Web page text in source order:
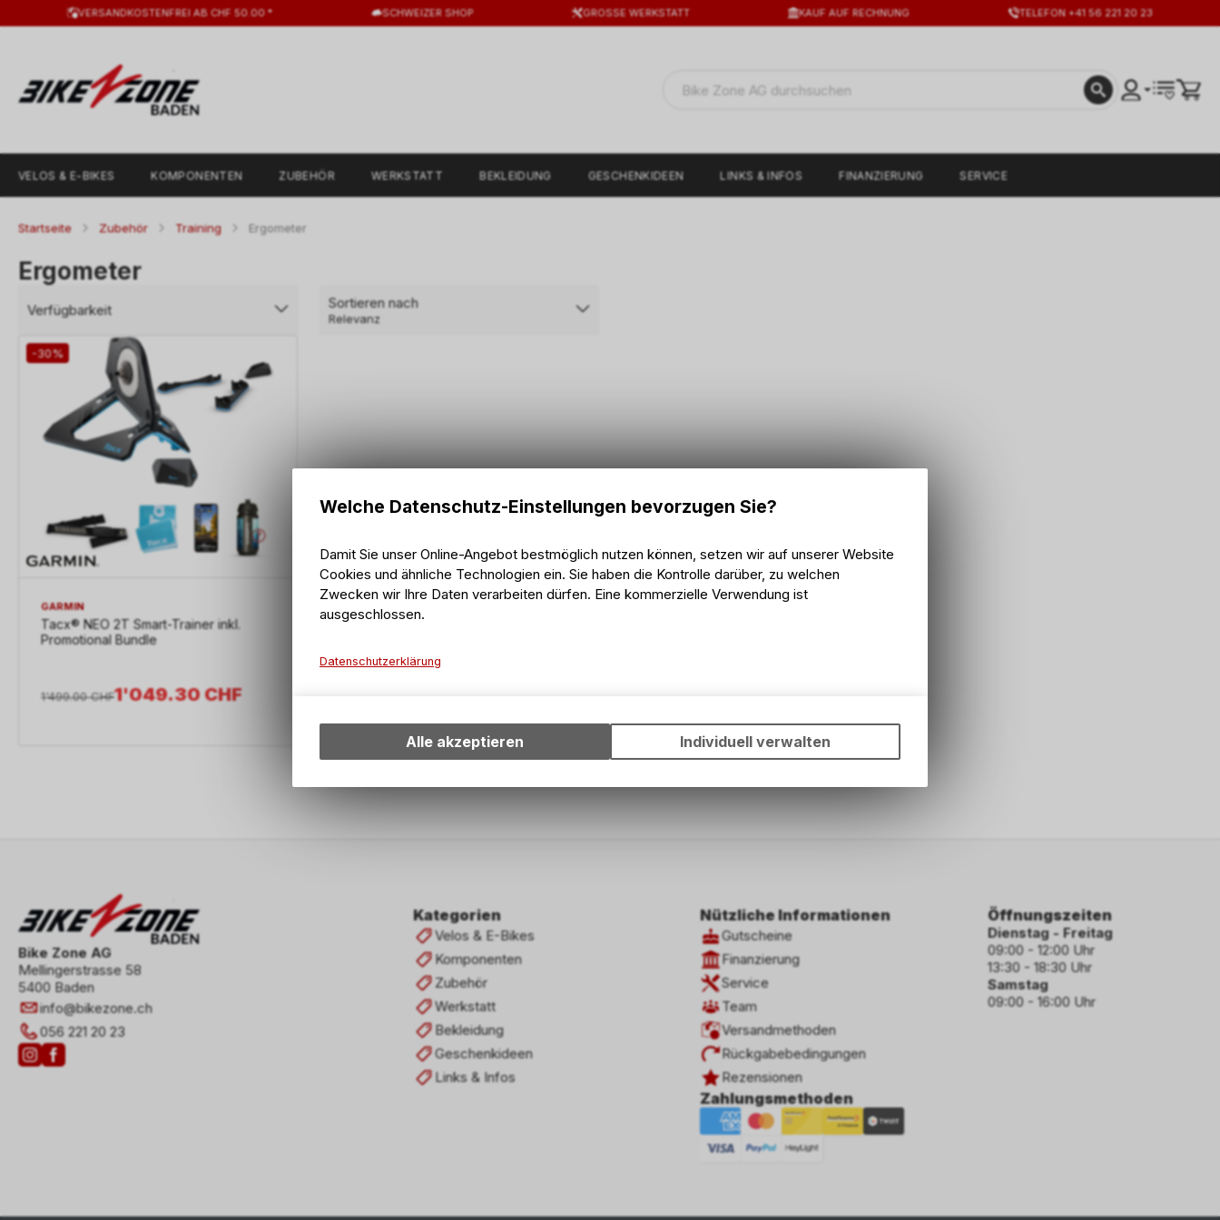
VERSANDKOSTENFREI AB CHF 50.00 * SCHWEIZER SHOP GROSSE WERKSTATT KAUF AUF RECHNUNG TELEFON +41 56 221 20 23
VELOS & E-BIKES KOMPONENTEN ZUBEHÖR WERKSTATT BEKLEIDUNG GESCHENKIDEEN LINKS & INFOS FINANZIERUNG SERVICE
Startseite Zubehör Training Ergometer
Ergometer
Verfügbarkeit Sortieren nach
Relevanz
-30%
GARMIN
Tacx® NEO 2T Smart-Trainer inkl.
Promotional Bundle
1'049.30CHF
1'499.00 CHF
Bike Zone AG
Mellingerstrasse 58
5400 Baden
info@bikezone.ch
056 221 20 23
Kategorien
Velos & E-Bikes
Komponenten
Zubehör
Werkstatt
Bekleidung
Geschenkideen
Links & Infos
Nützliche Informationen
Gutscheine
Finanzierung
Service
Team
Versandmethoden
Rückgabebedingungen
Rezensionen
Zahlungsmethoden
Öffnungszeiten
Dienstag - Freitag
09:00 - 12:00 Uhr
13:30 - 18:30 Uhr
Samstag
09:00 - 16:00 Uhr
Welche Datenschutz-Einstellungen bevorzugen Sie?
Damit Sie unser Online-Angebot bestmöglich nutzen können, setzen wir auf unserer Website
Cookies und ähnliche Technologien ein. Sie haben die Kontrolle darüber, zu welchen
Zwecken wir Ihre Daten verarbeiten dürfen. Eine kommerzielle Verwendung ist
ausgeschlossen.
Datenschutzerklärung
Ihrem Gerät, um die grundlegenden Funktionen unseres Online-Angebots,
wie die Verwendung des Warenkorbs, zu ermöglichen. Bitte beachten Sie,
Informationen zulassen.
Alle akzeptieren Individuell verwalten